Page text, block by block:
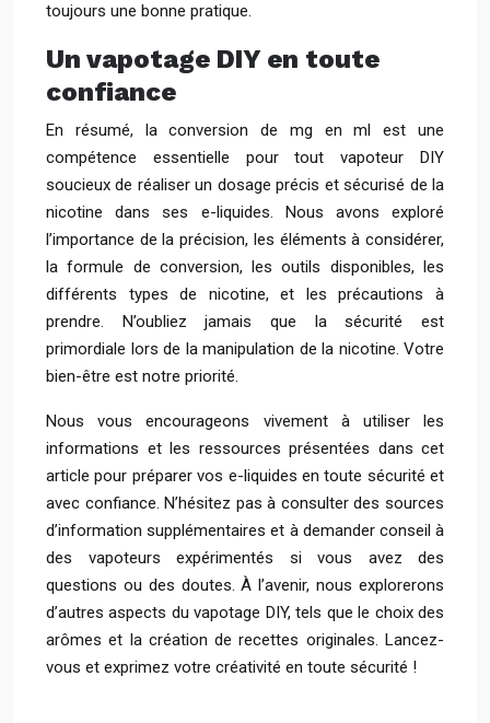
toujours une bonne pratique.
Un vapotage DIY en toute
confiance
En résumé, la conversion de mg en ml est une
compétence essentielle pour tout vapoteur DIY
soucieux de réaliser un dosage précis et sécurisé de la
nicotine dans ses e-liquides. Nous avons exploré
l’importance de la précision, les éléments à considérer,
la formule de conversion, les outils disponibles, les
différents types de nicotine, et les précautions à
prendre. N’oubliez jamais que la sécurité est
primordiale lors de la manipulation de la nicotine. Votre
bien-être est notre priorité.
Nous vous encourageons vivement à utiliser les
informations et les ressources présentées dans cet
article pour préparer vos e-liquides en toute sécurité et
avec confiance. N’hésitez pas à consulter des sources
d’information supplémentaires et à demander conseil à
des vapoteurs expérimentés si vous avez des
questions ou des doutes. À l’avenir, nous explorerons
d’autres aspects du vapotage DIY, tels que le choix des
arômes et la création de recettes originales. Lancez-
vous et exprimez votre créativité en toute sécurité !